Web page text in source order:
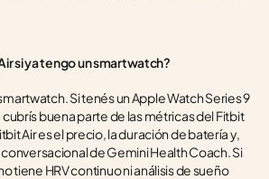
si ya tengo un smartwatch?
Si tenés un Apple Watch Series 9
cubrís buena parte de las métricas del Fitbit
Air es el precio, la duración de batería y,
de Gemini Health Coach. Si
tiene HRV continuo ni análisis de sueño